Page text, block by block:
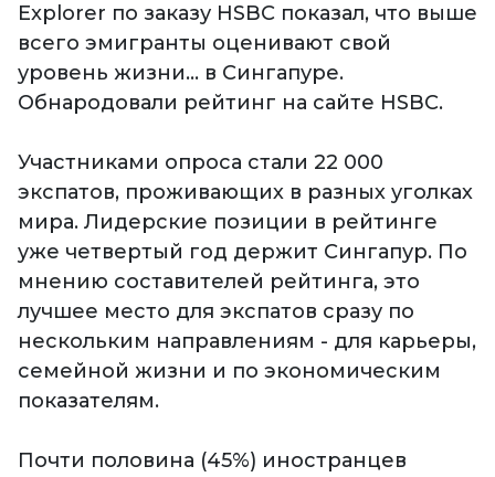
Explorer по заказу HSBC показал, что выше
всего эмигранты оценивают свой
уровень жизни... в Сингапуре.
Обнародовали рейтинг на сайте HSBC.
Участниками опроса стали 22 000
экспатов, проживающих в разных уголках
мира. Лидерские позиции в рейтинге
уже четвертый год держит Сингапур. По
мнению составителей рейтинга, это
лучшее место для экспатов сразу по
нескольким направлениям - для карьеры,
семейной жизни и по экономическим
показателям.
Почти половина (45%) иностранцев